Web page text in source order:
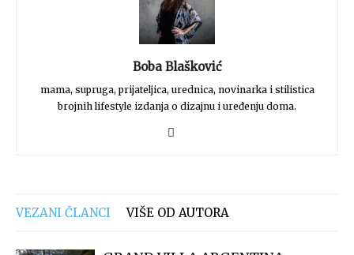
Boba Blašković
mama, supruga, prijateljica, urednica, novinarka i stilistica
brojnih lifestyle izdanja o dizajnu i uređenju doma.
VEZANI ČLANCI VIŠE OD AUTORA